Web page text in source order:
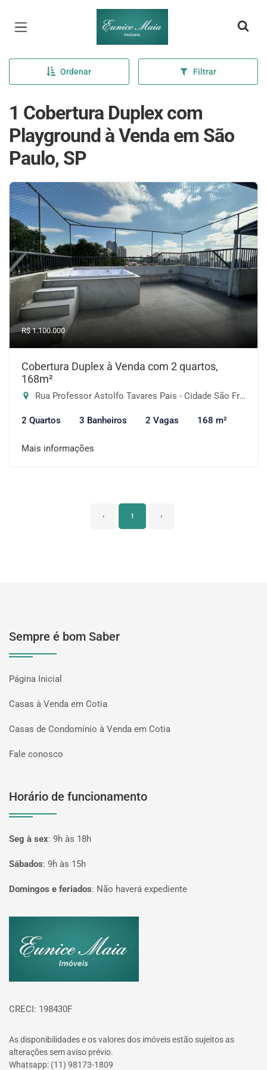
Página inicial
Ordenar Filtrar
1 Cobertura Duplex com
Playground à Venda em São
Paulo, SP
R$ 1.100.000
Cobertura Duplex à Venda com 2 quartos,
168m²
Rua Professor Astolfo Tavares Pais - Cidade São Francisco, São Paulo-SP
2 Quartos 3 Banheiros 2 Vagas 168 m²
Mais informações
‹ 1 ›
Sempre é bom Saber
Página Inicial
Casas à Venda em Cotia
Casas de Condomínio à Venda em Cotia
Fale conosco
Horário de funcionamento
Seg à sex: 9h às 18h
Sábados: 9h às 15h
Domingos e feriados: Não haverá expediente
CRECI: 198430F
As disponibilidades e os valores dos imóveis estão sujeitos as
alterações sem aviso prévio.
Whatsapp: (11) 98173-1809